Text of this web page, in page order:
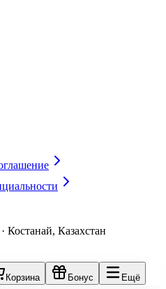
Костанай, Казахстан
Корзина Бонус Ещё